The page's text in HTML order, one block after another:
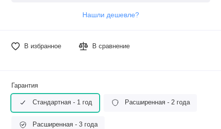
Нашли дешевле?
В избранное В сравнение
Гарантия
Стандартная - 1 год Расширенная - 2 года
Расширенная - 3 года